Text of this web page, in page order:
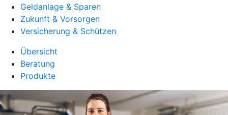
Geldanlage & Sparen
Zukunft & Vorsorgen
Versicherung & Schützen
Übersicht
Beratung
Produkte